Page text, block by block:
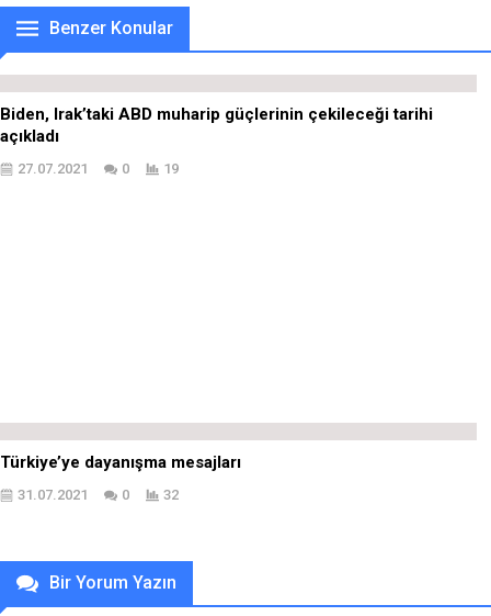
Benzer Konular
Biden, Irak’taki ABD muharip güçlerinin çekileceği tarihi
açıkladı
27.07.2021 0 19
Türkiye’ye dayanışma mesajları
31.07.2021 0 32
Bir Yorum Yazın